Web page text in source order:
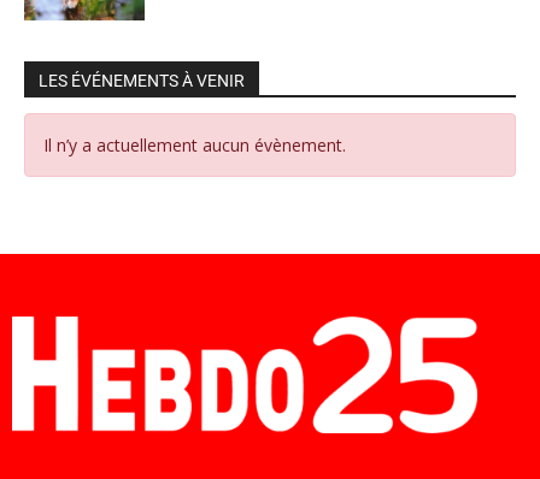
LES ÉVÉNEMENTS À VENIR
Il n’y a actuellement aucun évènement.